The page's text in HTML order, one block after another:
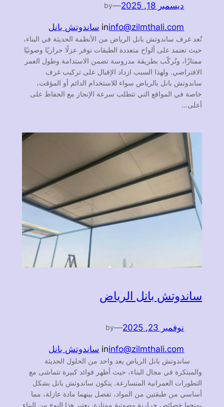
ديسمبر 18, 2025 —
by
info@zilmthali.com
in ساندوتش بانل
تُعد غرف ساندوتش بانل الرياض من الأنظمة الحديثة في البناء،
حيث تعتمد على ألواح متعددة الطبقات توفر عزلًا حراريًا وصوتيًا
ممتازًا، وتُركّب بطريقة مدروسة تضمن الاستدامة وطول العمر
الافتراضي. ولهذا السبب ازداد الإقبال على تركيب غرف
ساندوتش بانل بالرياض سواء للاستخدام الدائم أو المؤقت،
خاصة في المواقع التي تتطلب سرعة الإنجاز مع الحفاظ على
أعلى…
ساندوتش بانل الرياض
نوفمبر 23, 2025 —
by
info@zilmthali.com
in ساندوتش بانل
ساندوتش بانل الرياض يعد واحد من الحلول الحديثة
والمبتكرة في مجال البناء، حيث أظهر فوائد كبيرة تتماشى مع
التطورات العمرانية المتسارعة. يتكون ساندوتش بانل بشكل
أساسي من طبقتين من المواد، تفصل بينهما مادة عازلة، مما
يمنحها خصائص حرارية وصوتية ممتازة. يعتبر هذا النوع من البناء